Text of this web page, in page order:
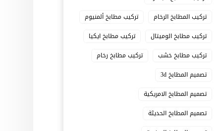
تركيب المطابخ الرخام
تركيب مطابخ ألمنيوم
تركيب مطابخ الوميتال
تركيب مطابخ ايكيا
تركيب مطابخ خشب
تركيب مطابخ رخام
تصميم المطابخ 3d
تصميم المطابخ الامريكية
تصميم المطابخ الحديثة